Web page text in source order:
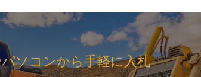
ソコンから手軽に入札